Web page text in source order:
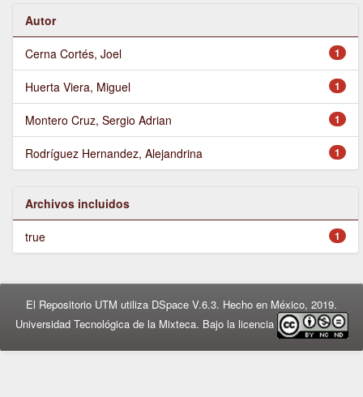
Autor
1
Cerna Cortés, Joel
1
Huerta Viera, Miguel
1
Montero Cruz, Sergio Adrian
1
Rodríguez Hernandez, Alejandrina
Archivos incluidos
1
true
El Repositorio UTM utiliza DSpace V.6.3. Hecho en México, 2019.
Universidad Tecnológica de la Mixteca. Bajo la licencia